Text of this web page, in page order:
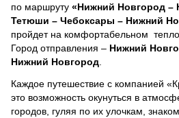
по маршруту «Нижний Новгород –
Тетюши – Чебоксары – Нижний
пройдет на комфортабельном
Город отправления – Нижний
Нижний Новгород
Каждое путешествие с компанией
это возможность окунуться в
городов, гуляя по их улочкам,